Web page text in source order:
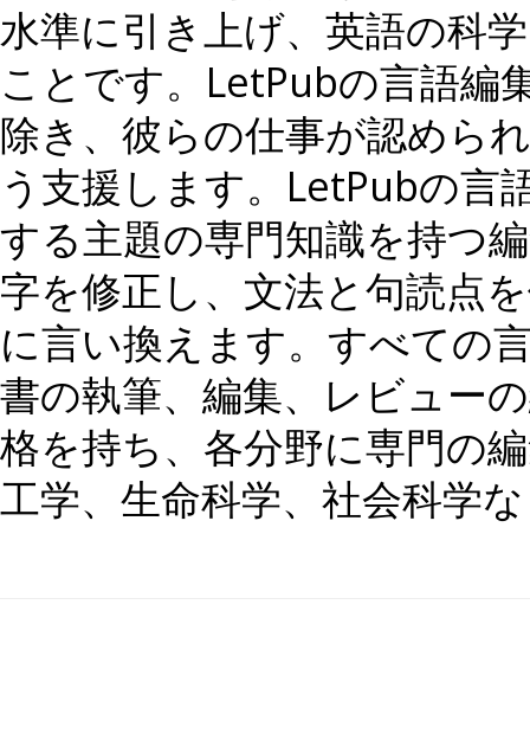
水準に引き上げ、英語の科
ことです。LetPubの言語編
除き、彼らの仕事が認めら
う支援します。LetPubの言
する主題の専門知識を持つ
字を修正し、文法と句読点
に言い換えます。すべての
書の執筆、編集、レビュー
格を持ち、各分野に専門の
工学、生命科学、社会科学